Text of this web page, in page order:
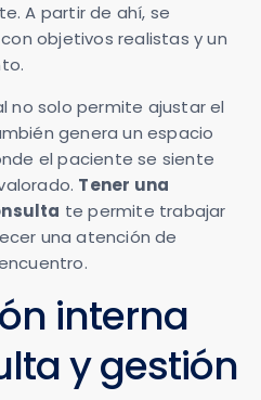
A partir de ahí, se
objetivos realistas y un
no solo permite ajustar el
genera un espacio
el paciente se siente
Tener una
te permite trabajar
una atención de
interna
y gestión